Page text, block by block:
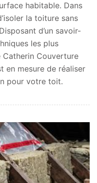
habitable. Dans
la toiture sans
d’un savoir-
les plus
Catherin Couverture
en mesure de réaliser
pour votre toit.